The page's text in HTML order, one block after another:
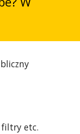
filtry etc.